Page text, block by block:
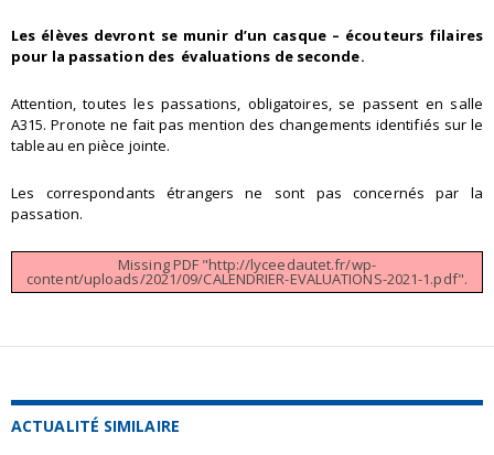
Les élèves devront se munir d’un casque – écouteurs filaires
pour la passation des évaluations de seconde.
Attention, toutes les passations, obligatoires, se passent en salle
A315. Pronote ne fait pas mention des changements identifiés sur le
tableau en pièce jointe.
Les correspondants étrangers ne sont pas concernés par la
passation.
Missing PDF "http://lyceedautet.fr/wp-
content/uploads/2021/09/CALENDRIER-EVALUATIONS-2021-1.pdf".
ACTUALITÉ SIMILAIRE